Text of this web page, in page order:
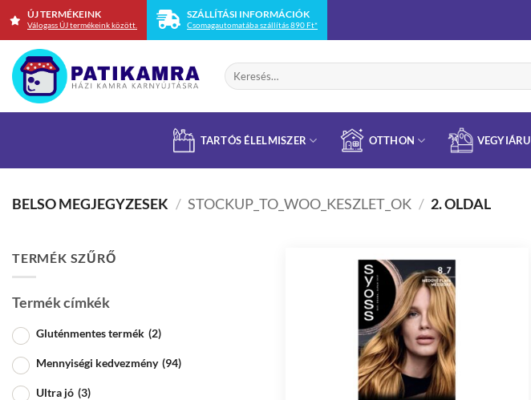
content
ÚJ TERMÉKEINK
Válogass ÚJ termékeink között.
SZÁLLÍTÁSI INFORMÁCIÓK
Csomagautomatába szállítás 890 Ft*
Keresés
a
TARTÓS ÉLELMISZER OTTHON VEGYIÁRU
BELSO MEGJEGYZESEK / STOCKUP_TO_WOO_KESZLET_OK / 2. OLDAL
TERMÉK SZŰRŐ
Termék címkék
Gluténmentes termék (2)
Mennyiségi kedvezmény (94)
Ultra jó (3)